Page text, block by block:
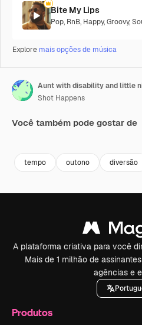
Bite My Lips
Pop, RnB, Happy,Groovy,
Explore mais opções de música
Shot Happens
Você também pode gostar de
tempo outono diversão
A plataforma criativa para você
Mais de 1 milhão de
agências e
Produtos